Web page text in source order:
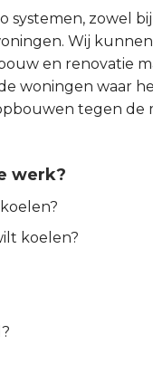
systemen, zowel
Wij
en renovatie
woningen waar
tegen de
werk?
koelen?